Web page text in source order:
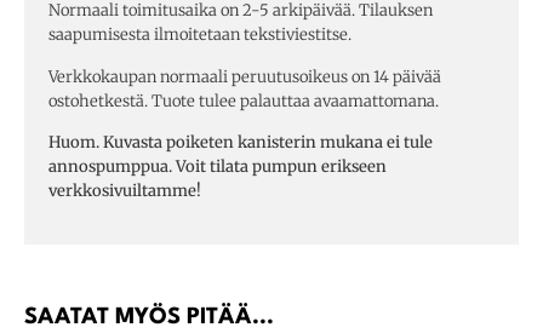
SAATAT MYÖS PITÄÄ...
Normaali toimitusaika on 2-5 arkipäivää. Tilauksen
saapumisesta ilmoitetaan tekstiviestitse.
Verkkokaupan normaali peruutusoikeus on 14 päivää
ostohetkestä. Tuote tulee palauttaa avaamattomana.
Huom. Kuvasta poiketen kanisterin mukana ei tule
annospumppua. Voit tilata pumpun erikseen
verkkosivuiltamme!